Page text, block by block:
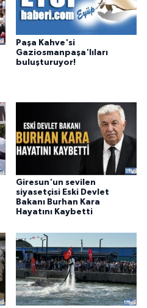
Paşa Kahve'si
Gaziosmanpaşa'lıları
buluşturuyor!
Giresun'un sevilen
siyasetçisi Eski Devlet
Bakanı Burhan Kara
Hayatını Kaybetti